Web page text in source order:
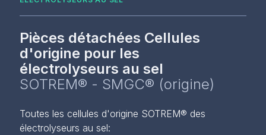
Pièces détachées Cellules
d'origine pour les
électrolyseurs au sel
SOTREM® - SMGC® (origine)
Toutes les cellules d'origine SOTREM® des
électrolyseurs au sel: